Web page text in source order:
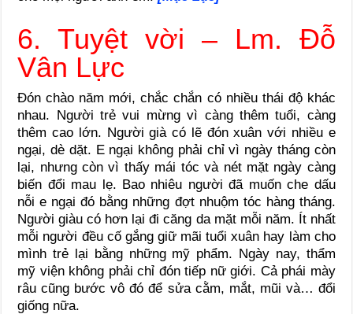
6. Tuyệt vời – Lm. Đỗ
Vân Lực
Đón chào năm mới, chắc chắn có nhiều thái độ khác
nhau. Người trẻ vui mừng vì càng thêm tuổi, càng
thêm cao lớn. Người già có lẽ đón xuân với nhiều e
ngại, dè dặt. E ngại không phải chỉ vì ngày tháng còn
lại, nhưng còn vì thấy mái tóc và nét mặt ngày càng
biến đổi mau lẹ. Bao nhiêu người đã muốn che dấu
nỗi e ngại đó bằng những đợt nhuộm tóc hàng tháng.
Người giàu có hơn lại đi căng da mặt mỗi năm. Ít nhất
mỗi người đều cố gắng giữ mãi tuổi xuân hay làm cho
mình trẻ lại bằng những mỹ phẩm. Ngày nay, thẩm
mỹ viện không phải chỉ đón tiếp nữ giới. Cả phái mày
râu cũng bước vô đó để sửa cằm, mắt, mũi và… đổi
giống nữa.